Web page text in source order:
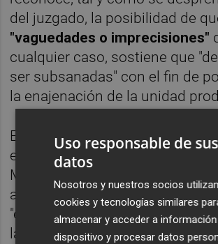
del juzgado, la posibilidad de
"vaguedades o imprecisiones"
cualquier caso, sostiene que
ser subsanadas" con el fin de
la enajenación de la unidad
En este sentido, UGT incide en
enajenación de la unidad
Marie Claire a la mercantil For
asumiría "la totalidad de la
"evitando un nuevo gasto al
la no autorización de la venta
Uso responsable de sus
datos
Nosotros y nuestros socios
cookies y tecnologías similares
almacenar y acceder a
dispositivo y procesar datos